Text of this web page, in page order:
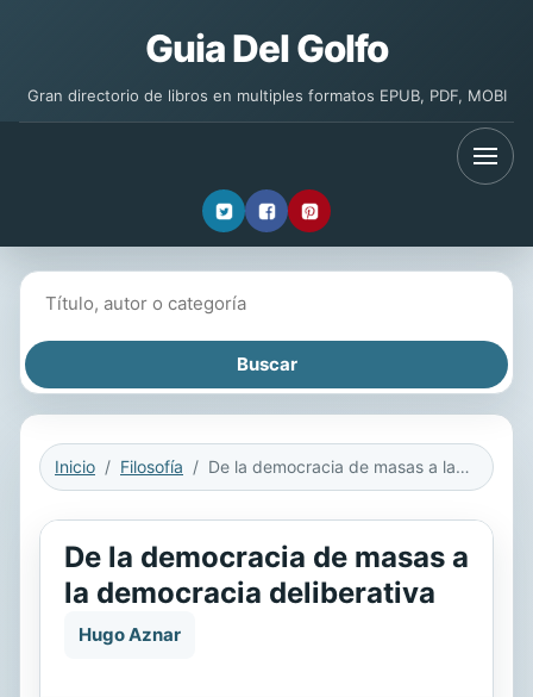
Guia Del Golfo
Gran directorio de libros en multiples formatos EPUB, PDF, MOBI
Inicio Filosofía De la democracia de masas a la democracia deliberativa
De la democracia de masas a
la democracia deliberativa
Hugo Aznar